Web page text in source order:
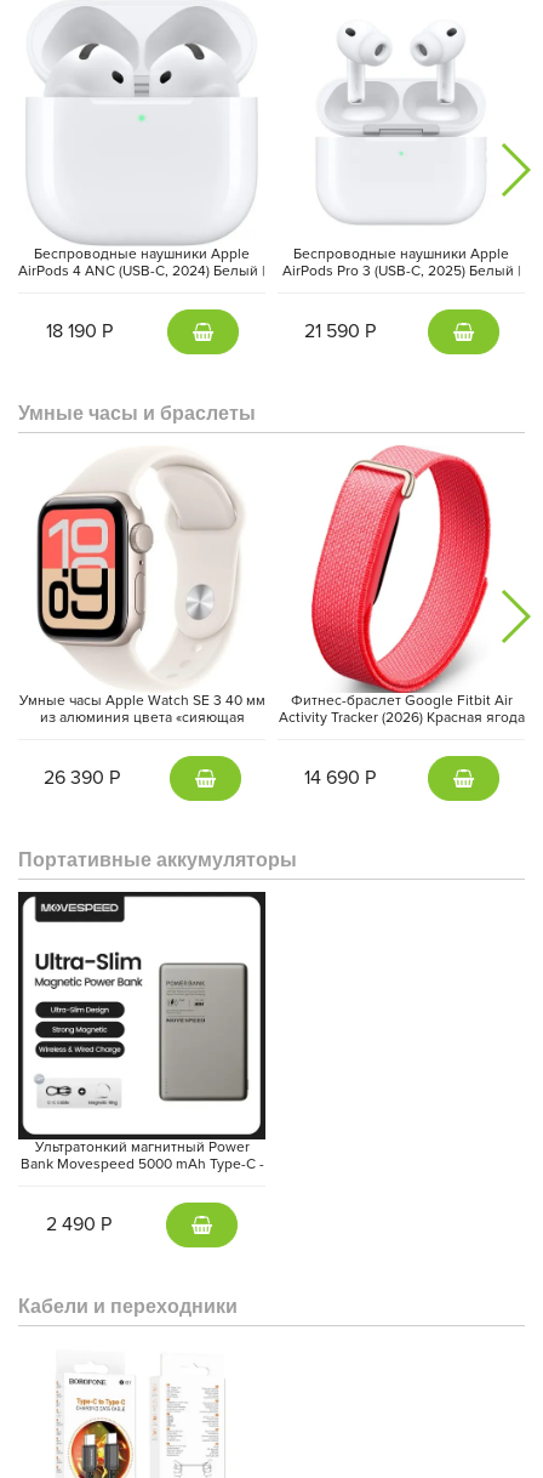
Беспроводные наушники Apple
AirPods 4 ANC (USB-C, 2024) Белый |
18 190 Р
Беспроводные наушники Apple
AirPods Pro 3 (USB-C, 2025) Белый |
21 590 Р
Умные часы и браслеты
Умные часы Apple Watch SE 3 40 мм
из алюминия цвета «сияющая
«сияющая звезда» (S/M)
26 390 Р
Фитнес-браслет Google Fitbit Air
Activity Tracker (2026) Красная ягода
14 690 Р
Портативные аккумуляторы
Ультратонкий магнитный Power
Bank Movespeed 5000 mAh Type-C -
2 490 Р
Кабели и переходники